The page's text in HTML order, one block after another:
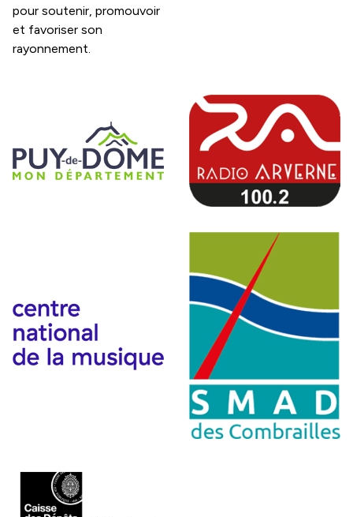
pour soutenir, promouvoir
et favoriser son
rayonnement.